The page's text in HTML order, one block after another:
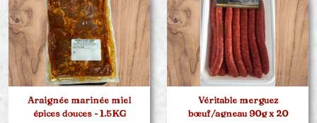
Araignée marinée miel
épices douces - 1.5KG
Véritable merguez
bœuf/agneau 90g x 20